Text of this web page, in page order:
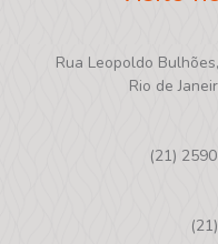
Rua Leopoldo
Rio de
(21)